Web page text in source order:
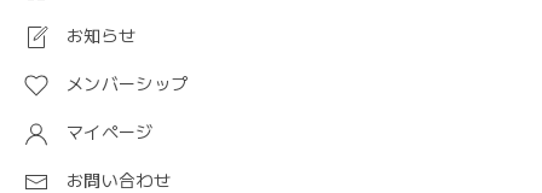
お知らせ
メンバーシップ
マイページ
お問い合わせ